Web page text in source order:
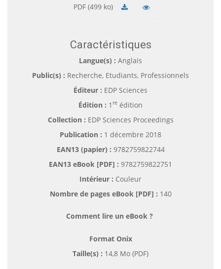
PDF (499 ko)
Caractéristiques
Langue(s) : Anglais
Public(s) : Recherche, Etudiants, Professionnels
Éditeur : EDP Sciences
Édition : 1 re édition
Collection : EDP Sciences Proceedings
Publication : 1 décembre 2018
EAN13 (papier) : 9782759822744
EAN13 eBook [PDF] : 9782759822751
Intérieur : Couleur
Nombre de pages eBook [PDF] : 140
Comment lire un eBook ?
Format Onix
Taille(s) : 14,8 Mo (PDF)